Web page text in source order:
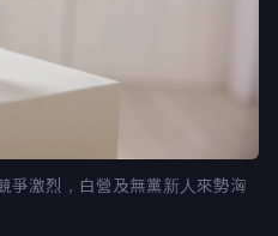
爭激烈，白營及無黨新人來勢洶